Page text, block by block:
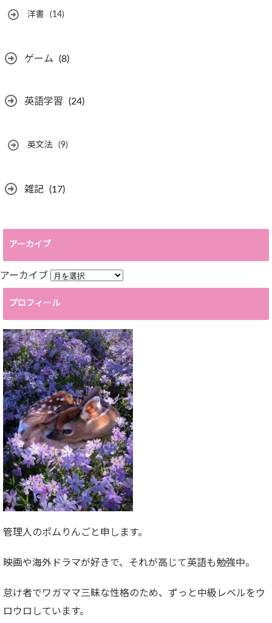
洋書 (14)
ゲーム (8)
英語学習 (24)
英文法 (9)
雑記 (17)
アーカイブ
アーカイブ
プロフィール
管理人のポムりんごと申します。
映画や海外ドラマが好きで、それが高じて英語も勉強中。
怠け者でワガママ三昧な性格のため、ずっと中級レベルをウ
ロウロしています。